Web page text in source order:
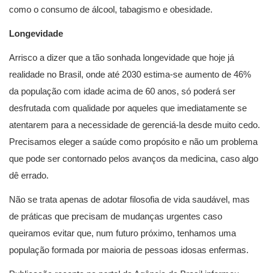
como o consumo de álcool, tabagismo e obesidade.
Longevidade
Arrisco a dizer que a tão sonhada longevidade que hoje já
realidade no Brasil, onde até 2030 estima-se aumento de 46%
da população com idade acima de 60 anos, só poderá ser
desfrutada com qualidade por aqueles que imediatamente se
atentarem para a necessidade de gerenciá-la desde muito cedo.
Precisamos eleger a saúde como propósito e não um problema
que pode ser contornado pelos avanços da medicina, caso algo
dê errado.
Não se trata apenas de adotar filosofia de vida saudável, mas
de práticas que precisam de mudanças urgentes caso
queiramos evitar que, num futuro próximo, tenhamos uma
população formada por maioria de pessoas idosas enfermas.